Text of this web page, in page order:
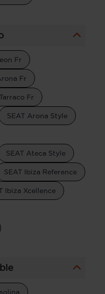
Fr
Fr
Fr
SEAT Arona Style
SEAT Ateca Style
SEAT Ibiza Reference
Ibiza Xcellence